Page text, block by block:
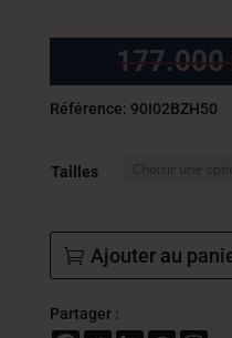
177.000
Référence: 90I02BZH50
Tailles
Ajouter au
Partager :